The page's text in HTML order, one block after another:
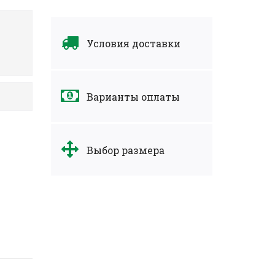
Условия доставки
Варианты оплаты
Выбор размера